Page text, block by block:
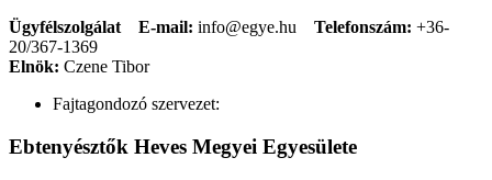
Ügyfélszolgálat
E-mail: info@egye.hu Telefonszám: +36-
20/367-1369
Elnök: Czene Tibor
Fajtagondozó szervezet:
Ebtenyésztők Heves Megyei Egyesülete